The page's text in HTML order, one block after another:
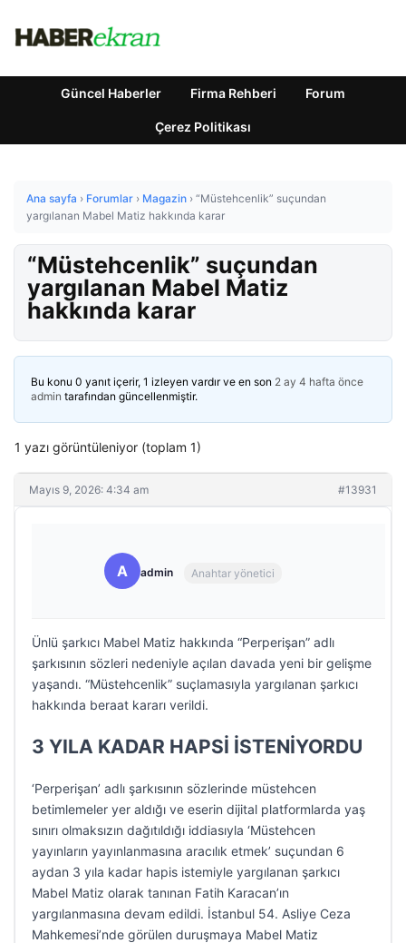
Güncel Haberler Firma Rehberi Forum
Çerez Politikası
Ana sayfa › Forumlar › Magazin › “Müstehcenlik” suçundan
yargılanan Mabel Matiz hakkında karar
“Müstehcenlik” suçundan
yargılanan Mabel Matiz
hakkında karar
Bu konu 0 yanıt içerir, 1 izleyen vardır ve en son 2 ay 4 hafta önce
admin tarafından güncellenmiştir.
1 yazı görüntüleniyor (toplam 1)
Mayıs 9, 2026: 4:34 am #13931
A admin Anahtar yönetici
Ünlü şarkıcı Mabel Matiz hakkında “Perperişan” adlı
şarkısının sözleri nedeniyle açılan davada yeni bir gelişme
yaşandı. “Müstehcenlik” suçlamasıyla yargılanan şarkıcı
hakkında beraat kararı verildi.
3 YILA KADAR HAPSİ İSTENİYORDU
‘Perperişan’ adlı şarkısının sözlerinde müstehcen
betimlemeler yer aldığı ve eserin dijital platformlarda yaş
sınırı olmaksızın dağıtıldığı iddiasıyla ‘Müstehcen
yayınların yayınlanmasına aracılık etmek’ suçundan 6
aydan 3 yıla kadar hapis istemiyle yargılanan şarkıcı
Mabel Matiz olarak tanınan Fatih Karacan’ın
yargılanmasına devam edildi. İstanbul 54. Asliye Ceza
Mahkemesi’nde görülen duruşmaya Mabel Matiz